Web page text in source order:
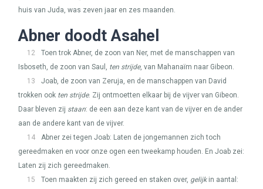
huis van Juda, was zeven jaar en zes maanden.
Abner doodt Asahel
12
Toen trok Abner, de zoon van Ner, met de manschappen van
Isboseth, de zoon van Saul, ten strijde, van Mahanaïm naar Gibeon.
13
Joab, de zoon van Zeruja, en de manschappen van David
trokken ook ten strijde. Zij ontmoetten elkaar bij de vijver van Gibeon.
Daar bleven zij staan: de een aan deze kant van de vijver en de ander
aan de andere kant van de vijver.
14
Abner zei tegen Joab: Laten de jongemannen zich toch
gereedmaken en voor onze ogen een tweekamp houden. En Joab zei:
Laten zij zich gereedmaken.
15
Toen maakten zij zich gereed en staken over, gelijkin aantal: